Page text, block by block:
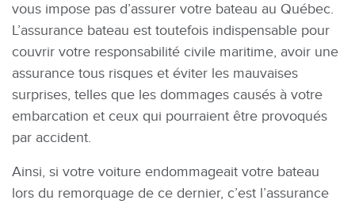
vous impose pas d’assurer votre bateau au Québec.
L’assurance bateau est toutefois indispensable pour
couvrir votre responsabilité civile maritime, avoir une
assurance tous risques et éviter les mauvaises
surprises, telles que les dommages causés à votre
embarcation et ceux qui pourraient être provoqués
par accident.
Ainsi, si votre voiture endommageait votre bateau
lors du remorquage de ce dernier, c’est l’assurance